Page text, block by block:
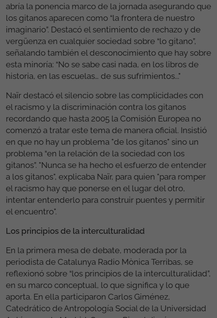
abría la ponencia marco de la jornada asegurando que
los gitanos aparecen como “la frontera de nuestro
imaginario”. Destacó el sentimiento de rechazo y de
vergüenza en cualquier sociedad sobre “lo gitano”,
señalando también el desconocimiento que hay sobre
esta minoría: “No se sabe casi nada, en los libros de
historia, en las escuelas… de sus sufrimientos..."
Naïr destacó el silencio sobre las complicidades con
el racismo y la discriminación contra los gitanos
recordando que hasta 2005 la Comisión Europea no
comenzó a tratar este tema de manera oficial. Insistió
en que no hay un problema "de los gitanos" sino un
problema “en la relación de la sociedad con los
gitanos”. "Nunca se ha hecho el esfuerzo de entender
a los gitanos", explicaba Naïr, para quien "para romper
el racismo hay que ponerse en el lugar del otro,
intentar entenderlo para construir puentes y permitir
el encuentro".
Los principios de la interculturalidad
En la primera mesa de debate, moderada por la
periodista de Catalunya Radio Mònica Terribas, se
reflexionó sobre “los principios de la interculturalidad”,
en su marco conceptual, lo que significa y lo que
aporta. En ella participaron Carlos Giménez,
Catedrático de Antropología Social de la Universidad